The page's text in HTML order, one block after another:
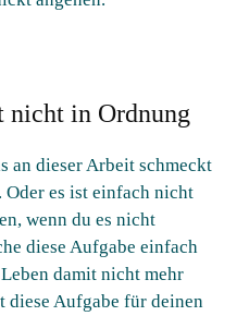
nicht in Ordnung
an dieser Arbeit schmeckt
es ist einfach nicht
wenn du es nicht
diese Aufgabe einfach
damit nicht mehr
diese Aufgabe für deinen